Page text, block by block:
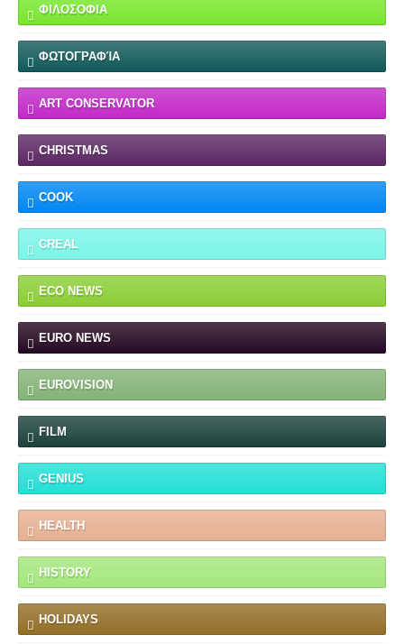
ΦΙΛΟΣΟΦΙΑ
ΦΩΤΟΓΡΑΦΊΑ
ART CONSERVATOR
CHRISTMAS
COOK
CREAL
ECO NEWS
EURO NEWS
EUROVISION
FILM
GENIUS
HEALTH
HISTORY
HOLIDAYS